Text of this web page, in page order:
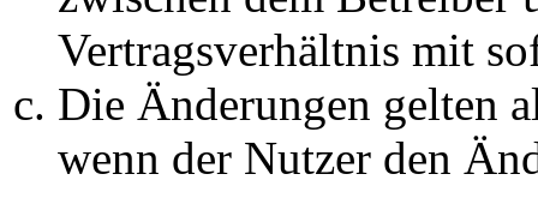
Vertragsverhältnis mit
Die Änderungen gelten
wenn der Nutzer den